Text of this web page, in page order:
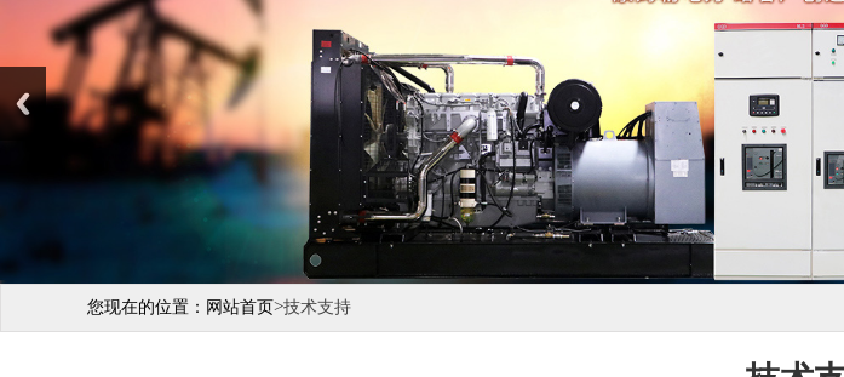
您现在的位置： 网站首页>技术支持